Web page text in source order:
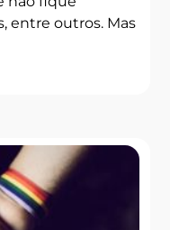
entre outros. Mas